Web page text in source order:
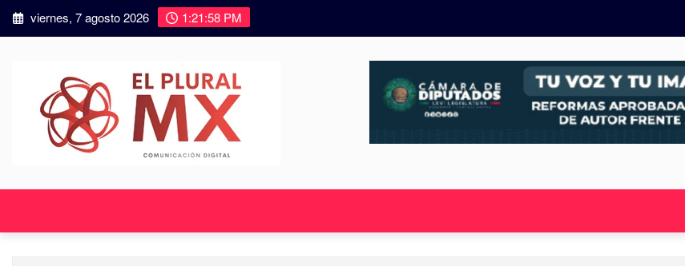
viernes, 7 agosto 2026 1:22:00 PM